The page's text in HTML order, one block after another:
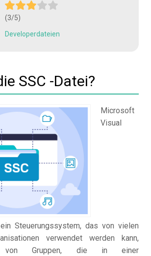
(3/5)
Developerdateien
SSC -Datei?
Microsoft
Visual
Steuerungssystem, das von vielen
verwendet werden kann,
von Gruppen, die in einer